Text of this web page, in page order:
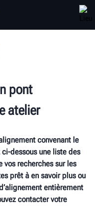
pont
atelier
convenant le
dessous une liste des
recherches sur les
prêt à en savoir plus ou
entièrement
contacter votre